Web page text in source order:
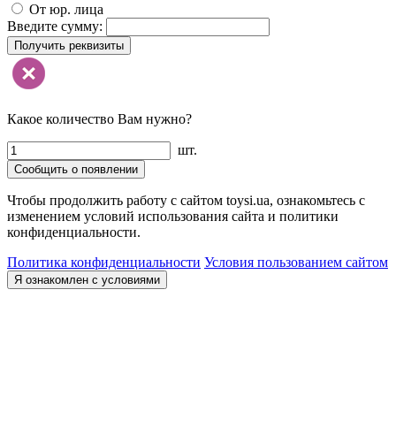
От юр. лица
Введите сумму:
Получить реквизиты
Какое количество Вам нужно?
шт.
Сообщить о появлении
Чтобы продолжить работу с сайтом toysi.ua, ознакомьтесь с
изменением условий использования сайта и политики
конфиденциальности.
Политика конфиденциальности Условия пользованием сайтом
Я ознакомлен с условиями